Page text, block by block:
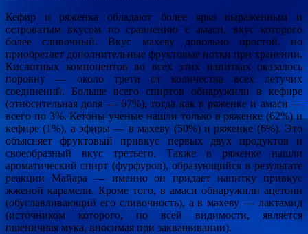
Кефир и ряженка обладают более ярко выраженным и
островатым вкусом по сравнению с амаси, вкус которого
более сливочный. Вкус махеву довольно простой, но
приобретает дополнительные фруктовые нотки при хранении.
Кислотных компонентов во всех этих напитках оказалось
поровну — около трети от количества всех летучих
соединений. Больше всего спиртов обнаружили в кефире
(относительная доля — 67%), тогда как в ряженке и амаси —
всего по 3%. Кетоны ученые нашли только в ряженке (62%) и
кефире (1%), а эфиры — в махеву (50%) и ряженке (6%). Это
объясняет фруктовый привкус первых двух продуктов и
своеобразный вкус третьего. Также в ряженке нашли
ароматический спирт (фурфурол), образующийся в результате
реакции Майара — именно он придает напитку привкус
жженой карамели. Кроме того, в амаси обнаружили ацетоин
(обуславливающий его сливочность), а в махеву — лактамид
(источником которого, по всей видимости, является
пшеничная мука, вносимая при заквашивании).